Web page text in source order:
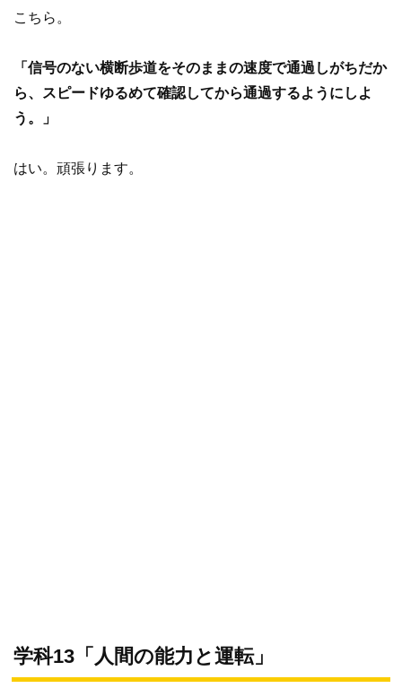
こちら。
「信号のない横断歩道をそのままの速度で通過しがちだか
ら、スピードゆるめて確認してから通過するようにしよ
う。」
はい。頑張ります。
学科13「人間の能力と運転」